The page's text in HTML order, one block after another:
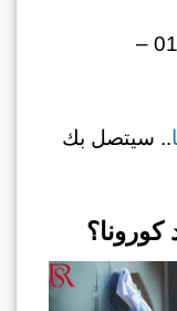
اتصل بأرقام الآتية: 01287223589 –
.. سيتصل بك